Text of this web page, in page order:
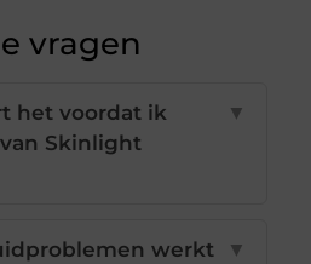
vragen
het voordat ik
Skinlight
▼
werkt
▼